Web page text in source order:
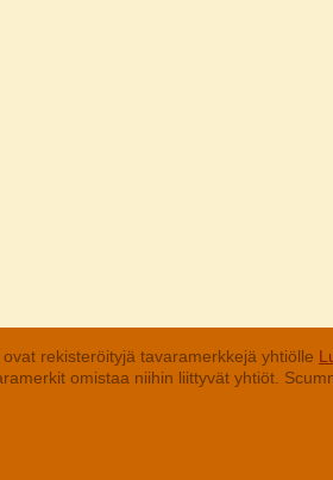
rekisteröityjä tavaramerkkejä yhtiölle
omistaa niihin liittyvät yhtiöt.